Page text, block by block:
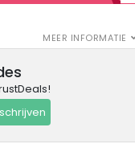
MEER INFORMATIE